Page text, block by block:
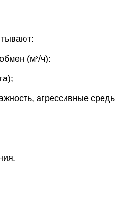
(м³/ч);
агрессивные